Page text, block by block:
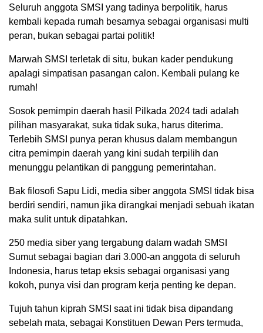
Seluruh anggota SMSI yang tadinya berpolitik, harus
kembali kepada rumah besarnya sebagai organisasi multi
peran, bukan sebagai partai politik!
Marwah SMSI terletak di situ, bukan kader pendukung
apalagi simpatisan pasangan calon. Kembali pulang ke
rumah!
Sosok pemimpin daerah hasil Pilkada 2024 tadi adalah
pilihan masyarakat, suka tidak suka, harus diterima.
Terlebih SMSI punya peran khusus dalam membangun
citra pemimpin daerah yang kini sudah terpilih dan
menunggu pelantikan di panggung pemerintahan.
Bak filosofi Sapu Lidi, media siber anggota SMSI tidak bisa
berdiri sendiri, namun jika dirangkai menjadi sebuah ikatan
maka sulit untuk dipatahkan.
250 media siber yang tergabung dalam wadah SMSI
Sumut sebagai bagian dari 3.000-an anggota di seluruh
Indonesia, harus tetap eksis sebagai organisasi yang
kokoh, punya visi dan program kerja penting ke depan.
Tujuh tahun kiprah SMSI saat ini tidak bisa dipandang
sebelah mata, sebagai Konstituen Dewan Pers termuda,